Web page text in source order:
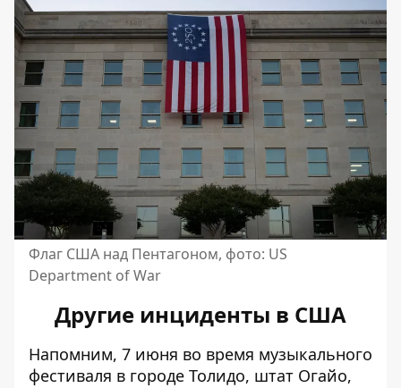
Флаг США над Пентагоном, фото: US
Department of War
Другие инциденты в США
Напомним, 7 июня во время музыкального
фестиваля в городе Толидо, штат Огайо,